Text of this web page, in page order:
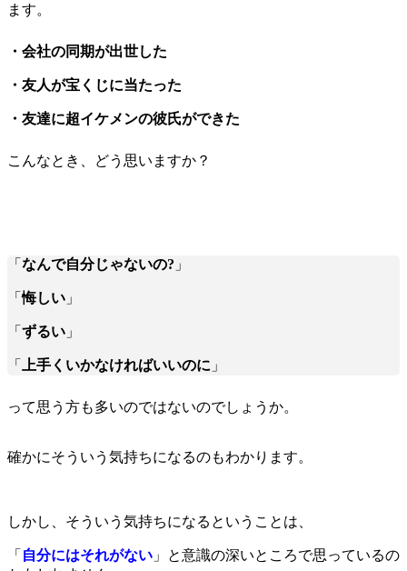
ます。
・会社の同期が出世した
・友人が宝くじに当たった
・友達に超イケメンの彼氏ができた
こんなとき、どう思いますか？
「 なんで自分じゃないの? 」
「悔しい 」
「 ずるい 」
「 上手くいかなければいいのに 」
って思う方も多いのではないのでしょうか。
確かにそういう気持ちになるのもわかります。
しかし、そういう気持ちになるということは、
「 自分にはそれがない 」と意識の深いところで思っているの